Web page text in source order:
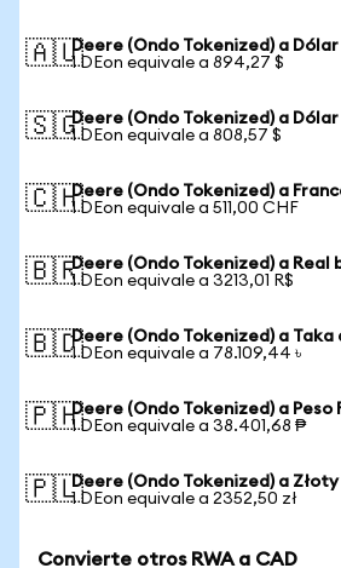
🇦🇺Deere (Ondo Tokenized) a
1 DEon equivale a 894,27 $
🇸🇬Deere (Ondo Tokenized) a
1 DEon equivale a 808,57 $
🇨🇭Deere (Ondo Tokenized) a
1 DEon equivale a 511,00 CHF
🇧🇷Deere (Ondo Tokenized) a Real
1 DEon equivale a 3213,01 R$
🇧🇩Deere (Ondo Tokenized) a Taka
1 DEon equivale a 78.109,44 ৳
🇵🇭Deere (Ondo Tokenized) a Peso
1 DEon equivale a 38.401,68 ₱
🇵🇱Deere (Ondo Tokenized) a
1 DEon equivale a 2352,50 zł
Convierte otros RWA a CAD